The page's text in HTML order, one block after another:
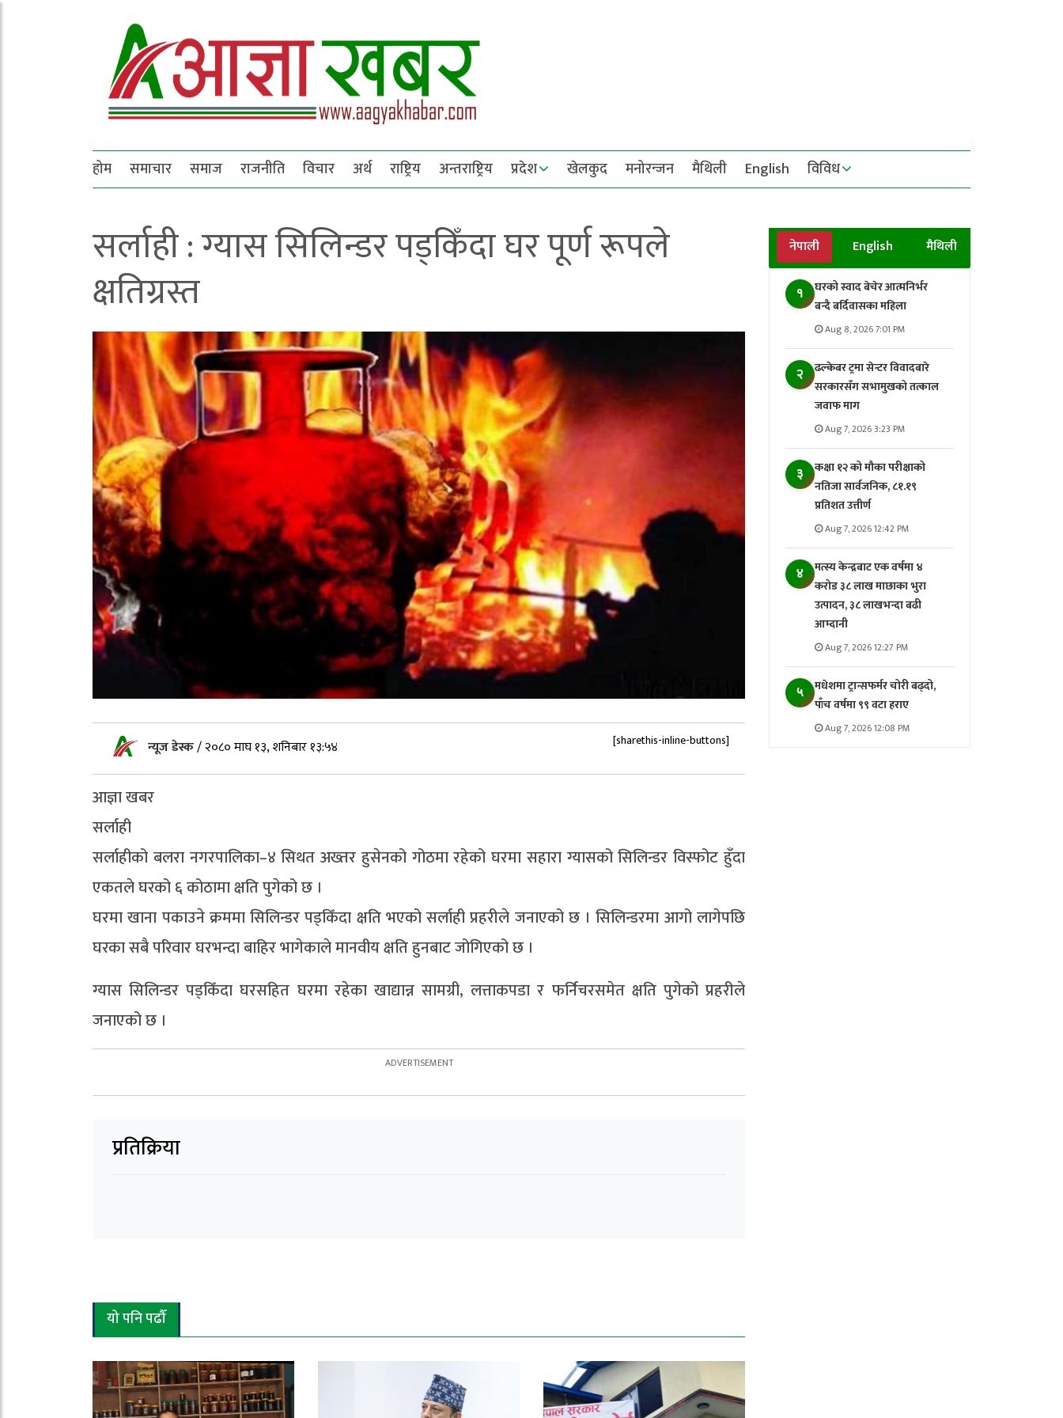
होम समाचार समाज राजनीति विचार अर्थ राष्ट्रिय अन्तराष्ट्रिय प्रदेश खेलकुद मनोरन्जन मैथिली English विविध
सर्लाही : ग्यास सिलिन्डर पड्किँदा घर पूर्ण रूपले
क्षतिग्रस्त
न्यूज डेस्क/२०८० माघ १३, शनिबार १३:५४ [sharethis-inline-buttons]
आज्ञा खबर
सर्लाही
सर्लाहीको बलरा नगरपालिका–४ सिथत अख्तर हुसेनको गोठमा रहेको घरमा सहारा ग्यासको सिलिन्डर विस्फोट हुँदा
एकतले घरको ६ कोठामा क्षति पुगेको छ ।
घरमा खाना पकाउने क्रममा सिलिन्डर पड्किँदा क्षति भएको सर्लाही प्रहरीले जनाएको छ । सिलिन्डरमा आगो लागेपछि
घरका सबै परिवार घरभन्दा बाहिर भागेकाले मानवीय क्षति हुनबाट जोगिएको छ ।
ग्यास सिलिन्डर पड्किँदा घरसहित घरमा रहेका खाद्यान्न सामग्री, लत्ताकपडा र फर्निचरसमेत क्षति पुगेको प्रहरीले
जनाएको छ ।
प्रतिक्रिया
नेपाली English मैथिली
१
घरको स्वाद बेचेर आत्मनिर्भर
बन्दै बर्दिवासका महिला
Aug 8, 2026 7:01 PM
२
ढल्केबर ट्रमा सेन्टर विवादबारे
सरकारसँग सभामुखको तत्काल
जवाफ माग
Aug 7, 2026 3:23 PM
३
कक्षा १२ को मौका परीक्षाको
नतिजा सार्वजनिक, ८१.१९
प्रतिशत उत्तीर्ण
Aug 7, 2026 12:42 PM
४
मत्स्य केन्द्रबाट एक वर्षमा ४
करोड ३८ लाख माछाका भुरा
उत्पादन, ३८ लाखभन्दा बढी
आम्दानी
Aug 7, 2026 12:27 PM
५
मधेशमा ट्रान्सफर्मर चोरी बढ्दो,
पाँच वर्षमा ९९ वटा हराए
Aug 7, 2026 12:08 PM
यो पनि पढौँ